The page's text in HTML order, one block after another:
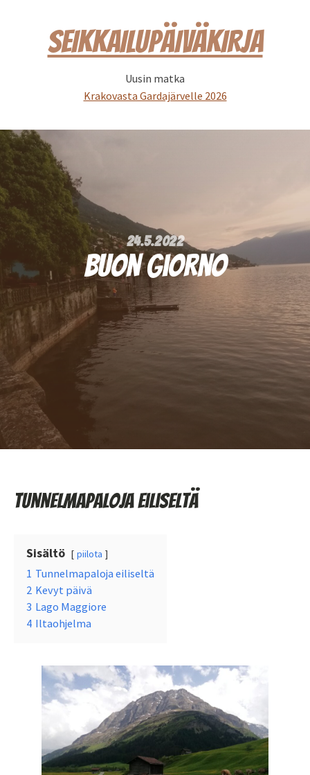
SEIKKAILUPÄIVÄKIRJA
Uusin matka
Krakovasta Gardajärvelle 2026
24.5.2022
Buon giorno
Tunnelmapaloja eiliseltä
Sisältö piilota
1 Tunnelmapaloja eiliseltä
2 Kevyt päivä
3 Lago Maggiore
4 Iltaohjelma